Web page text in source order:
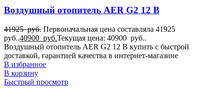
1
для Mazda
1
для Mercedes-Benz
1
для Mitsubishi
для Nissan
1
для Peugeot
Воздушный отопитель AER G2 12 В
41925руб. Первоначальная цена составляла 41925
руб..40900 руб.Текущая цена: 40900 руб..
Воздушный отопитель AER G2 12 В купить с быстрой
доставкой, гарантией качества в интернет-магазине
В избранное
В корзину
Быстрый просмотр